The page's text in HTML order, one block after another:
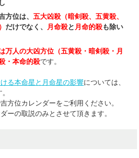
方位は、五大凶殺（暗剣殺、五黄殺、
だけでなく、 月命殺と 月命的殺も除い
万人の大凶方位（五黄殺・暗剣殺・月
・本命的殺です。
る本命星と月命星の影響については、
方位カレンダーをご利用ください。
ーの取説のみとさせて頂きます。